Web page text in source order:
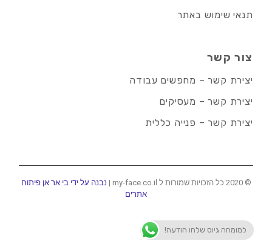
תנאי שימוש באתר
צור קשר
יצירת קשר – מחפשים עבודה
יצירת קשר – מעסיקים
יצירת קשר – פנייה כללית
© 2020 כל הזכויות שמורות ל my-face.co.il |
נבנה על ידי בי אר אן פיתוח
אתרים
למומחה גיוס שלחו הודעה!